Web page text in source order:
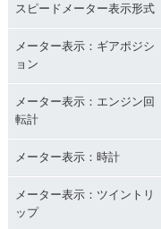
スピードメーター表示形式
メーター表示：ギアポジシ
ョン
メーター表示：エンジン回
転計
メーター表示：時計
メーター表示：ツイントリ
ップ